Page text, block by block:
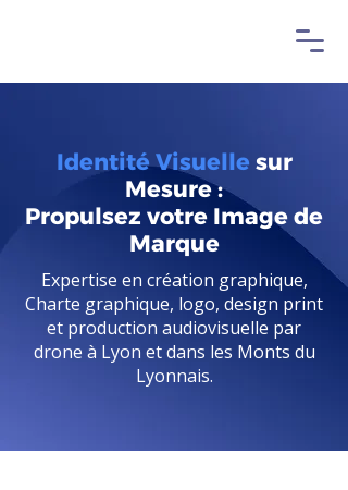
Identité Visuelle sur
Mesure :
Propulsez votre Image de
Marque
Expertise en création graphique,
Charte graphique, logo, design print
et production audiovisuelle par
drone à Lyon et dans les Monts du
Lyonnais.